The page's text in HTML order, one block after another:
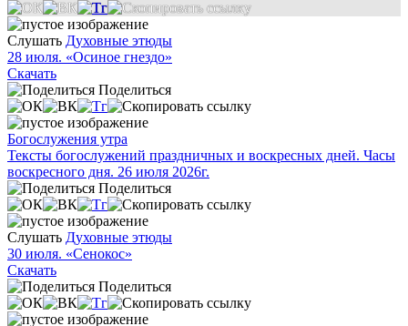
Слушать Духовные этюды
28 июля. «Осиное гнездо»
Скачать
Поделиться
Богослужения утра
Тексты богослужений праздничных и воскресных дней. Часы
воскресного дня. 26 июля 2026г.
Поделиться
Слушать Духовные этюды
30 июля. «Сенокос»
Скачать
Поделиться